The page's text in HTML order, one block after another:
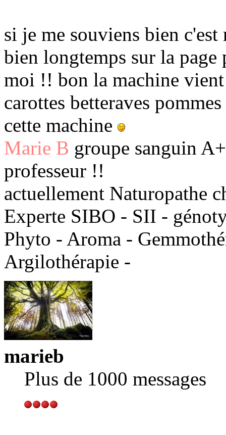
si je me souviens bien
bien longtemps sur la
moi !! bon la machine
carottes betteraves
cette machine
Marie B groupe sanguin
professeur !!
actuellement Naturopathe
Experte SIBO - SII -
Phyto - Aroma -
Argilothérapie -
marieb
Plus de 1000 messages